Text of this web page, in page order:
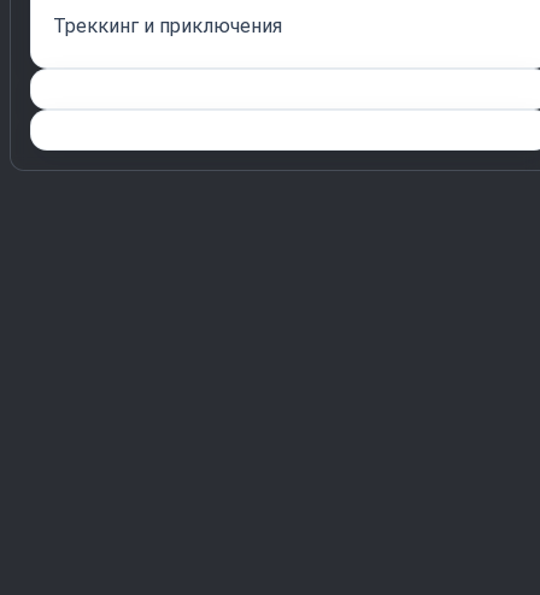
Треккинг и приключения